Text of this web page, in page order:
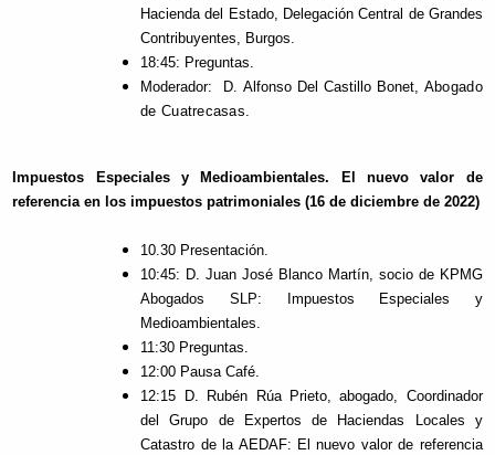
Hacienda del Estado, Delegación Central de Grandes
Contribuyentes, Burgos.
18:45: Preguntas.
Moderador: D. Alfonso Del Castillo Bonet, Abogado
de Cuatrecasas.
Impuestos Especiales y Medioambientales. El nuevo valor de
referencia en los impuestos patrimoniales (16 de diciembre de 2022)
10.30 Presentación.
10:45: D. Juan José Blanco Martín, socio de KPMG
Abogados SLP: Impuestos Especiales y
Medioambientales.
11:30 Preguntas.
12:00 Pausa Café.
12:15 D. Rubén Rúa Prieto, abogado, Coordinador
del Grupo de Expertos de Haciendas Locales y
Catastro de la AEDAF: El nuevo valor de referencia